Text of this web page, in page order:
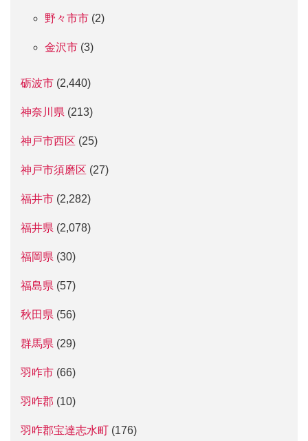
野々市市 (2)
金沢市 (3)
砺波市 (2,440)
神奈川県 (213)
神戸市西区 (25)
神戸市須磨区 (27)
福井市 (2,282)
福井県 (2,078)
福岡県 (30)
福島県 (57)
秋田県 (56)
群馬県 (29)
羽咋市 (66)
羽咋郡 (10)
羽咋郡宝達志水町 (176)